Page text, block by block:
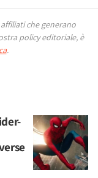
che generano
policy editoriale, è
.